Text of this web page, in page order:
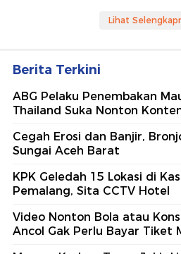
Lihat
Berita Terkini
ABG Pelaku Penembakan
Thailand Suka Nonton
Cegah Erosi dan Banjir,
Sungai Aceh Barat
KPK Geledah 15 Lokasi di
Pemalang, Sita CCTV Hotel
Video Nonton Bola atau
Ancol Gak Perlu Bayar Tiket